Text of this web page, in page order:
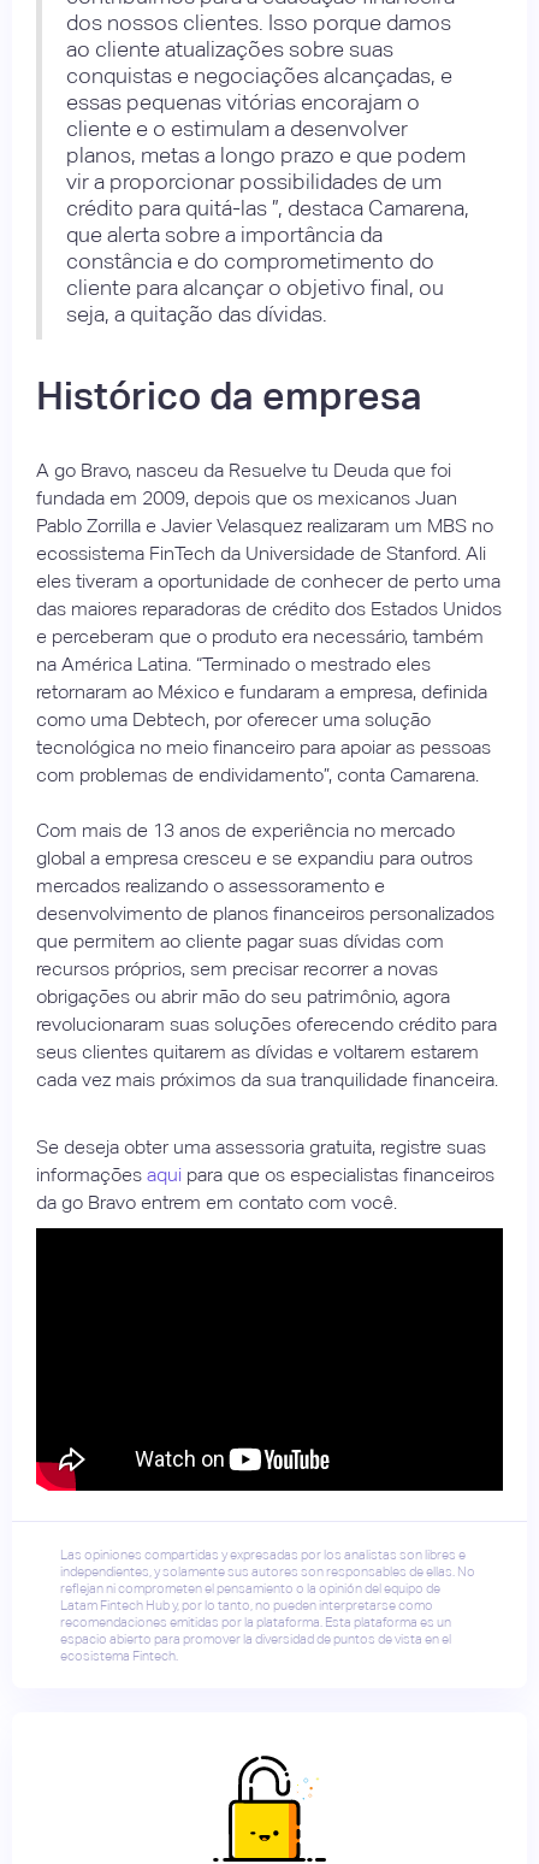
dos nossos clientes. Isso porque damos
ao cliente atualizações sobre suas
conquistas e negociações alcançadas, e
essas pequenas vitórias encorajam o
cliente e o estimulam a desenvolver
planos, metas a longo prazo e que podem
vir a proporcionar possibilidades de um
crédito para quitá-las ”, destaca Camarena,
que alerta sobre a importância da
constância e do comprometimento do
cliente para alcançar o objetivo final, ou
seja, a quitação das dívidas.
Histórico da empresa
A go Bravo, nasceu da Resuelve tu Deuda que foi
fundada em 2009, depois que os mexicanos Juan
Pablo Zorrilla e Javier Velasquez realizaram um MBS no
ecossistema FinTech da Universidade de Stanford. Ali
eles tiveram a oportunidade de conhecer de perto uma
das maiores reparadoras de crédito dos Estados Unidos
e perceberam que o produto era necessário, também
na América Latina. “Terminado o mestrado eles
retornaram ao México e fundaram a empresa, definida
como uma Debtech, por oferecer uma solução
tecnológica no meio financeiro para apoiar as pessoas
com problemas de endividamento”, conta Camarena.
Com mais de 13 anos de experiência no mercado
global a empresa cresceu e se expandiu para outros
mercados realizando o assessoramento e
desenvolvimento de planos financeiros personalizados
que permitem ao cliente pagar suas dívidas com
recursos próprios, sem precisar recorrer a novas
obrigações ou abrir mão do seu patrimônio, agora
revolucionaram suas soluções oferecendo crédito para
seus clientes quitarem as dívidas e voltarem estarem
cada vez mais próximos da sua tranquilidade financeira.
Se deseja obter uma assessoria gratuita, registre suas
informações aqui para que os especialistas financeiros
da go Bravo entrem em contato com você.
Las opiniones compartidas y expresadas por los analistas son libres e
independientes, y solamente sus autores son responsables de ellas. No
reflejan ni comprometen el pensamiento o la opinión del equipo de
Latam Fintech Hub y, por lo tanto, no pueden interpretarse como
recomendaciones emitidas por la plataforma. Esta plataforma es un
espacio abierto para promover la diversidad de puntos de vista en el
ecosistema Fintech.